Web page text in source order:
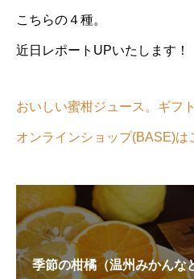
こちらの４種。
近日レポートUPいたします！
おいしい蜜柑ジュース。ギフ
オンラインショップ(BASE)は
季節の柑橘（温州みかんな